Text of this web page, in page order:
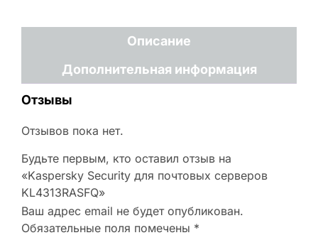
Описание
Дополнительная информация
Отзывы
Отзывов пока нет.
Будьте первым, кто оставил отзыв на
«Kaspersky Security для почтовых серверов
KL4313RASFQ»
Ваш адрес email не будет опубликован.
Обязательные поля помечены *